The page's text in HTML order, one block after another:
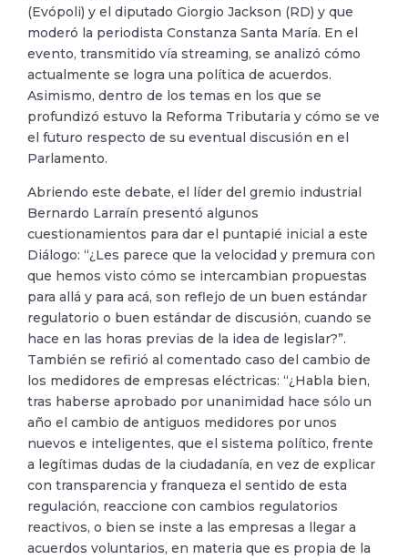
(Evópoli) y el diputado Giorgio Jackson (RD) y que
moderó la periodista Constanza Santa María. En el
evento, transmitido vía streaming, se analizó cómo
actualmente se logra una política de acuerdos.
Asimismo, dentro de los temas en los que se
profundizó estuvo la Reforma Tributaria y cómo se ve
el futuro respecto de su eventual discusión en el
Parlamento.
Abriendo este debate, el líder del gremio industrial
Bernardo Larraín presentó algunos
cuestionamientos para dar el puntapié inicial a este
Diálogo: “¿Les parece que la velocidad y premura con
que hemos visto cómo se intercambian propuestas
para allá y para acá, son reflejo de un buen estándar
regulatorio o buen estándar de discusión, cuando se
hace en las horas previas de la idea de legislar?”.
También se refirió al comentado caso del cambio de
los medidores de empresas eléctricas: “¿Habla bien,
tras haberse aprobado por unanimidad hace sólo un
año el cambio de antiguos medidores por unos
nuevos e inteligentes, que el sistema político, frente
a legítimas dudas de la ciudadanía, en vez de explicar
con transparencia y franqueza el sentido de esta
regulación, reaccione con cambios regulatorios
reactivos, o bien se inste a las empresas a llegar a
acuerdos voluntarios, en materia que es propia de la